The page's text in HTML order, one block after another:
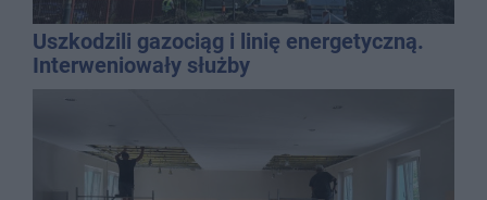
Uszkodzili gazociąg i linię energetyczną.
Interweniowały służby